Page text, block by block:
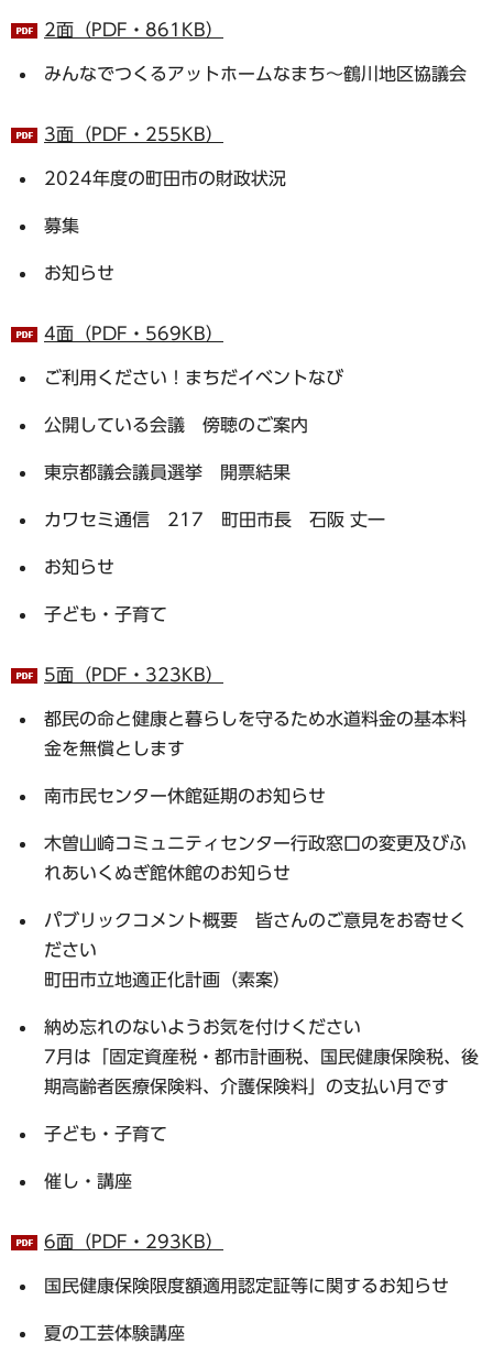
2面（PDF・861KB）
みんなでつくるアットホームなまち～鶴川地区協議会
3面（PDF・255KB）
2024年度の町田市の財政状況
募集
お知らせ
4面（PDF・569KB）
ご利用ください！まちだイベントなび
公開している会議 傍聴のご案内
東京都議会議員選挙 開票結果
カワセミ通信 217 町田市長 石阪 丈一
お知らせ
子ども・子育て
5面（PDF・323KB）
都民の命と健康と暮らしを守るため水道料金の基本料
金を無償とします
南市民センター休館延期のお知らせ
木曽山崎コミュニティセンター行政窓口の変更及びふ
れあいくぬぎ館休館のお知らせ
パブリックコメント概要 皆さんのご意見をお寄せく
ださい
町田市立地適正化計画（素案）
納め忘れのないようお気を付けください
7月は「固定資産税・都市計画税、国民健康保険税、後
期高齢者医療保険料、介護保険料」の支払い月です
子ども・子育て
催し・講座
6面（PDF・293KB）
国民健康保険限度額適用認定証等に関するお知らせ
夏の工芸体験講座